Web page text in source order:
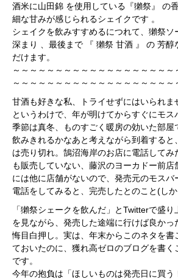
酒米に山田錦 を使用している『獺祭』 の
細な甘みが感じられるシェイクです 。
シェイクを飲みすすめるにつれて、獺祭ソ
深まり 、最後まで 『 獺祭 甘酒 』 の 芳醇
だけます。
～～～～～～～～～～～～～～～～～～～
～～～～～～～～～～～～～～～～～～～
甘酒も好きな私、トライせずにはいられま
というわけで、年が明けてからすぐにモス
季節は真冬、ものすごく暖房の効いた部屋
飲みきれるかなあと考えながら到着すると
は売り切れ。鵠沼海岸のお店に電話してみ
も販売していない、藤沢のヨーカドー前
には他に店舗がないので、発売元のモスバ
電話をしてみると、完売したとのこと(し
「獺祭シェークを飲んだ」とTwitterで盛
を見ながら、発売した途端に行けば良か
悔目白押し。実は、年末からこのネタを書
ておいたのに、獲れ高ゼロのブログを書く
です。
今年の抱負は「ほしいものは発売日に買う